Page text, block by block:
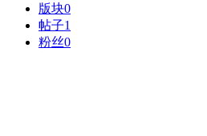
版块0
帖子1
粉丝0